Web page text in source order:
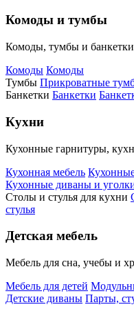
Комоды и тумбы
Комоды, тумбы и банкетки
Комоды Комоды
Тумбы Прикроватные
Банкетки Банкетки
Кухни
Кухонные гарнитуры,
Кухонная мебель
Кухонные диваны и
Столы и стулья для кухни
стулья
Детская мебель
Мебель для сна, учебы и
Мебель для детей
Детские диваны Парты,